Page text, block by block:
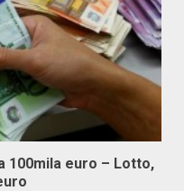
100mila euro – Lotto,